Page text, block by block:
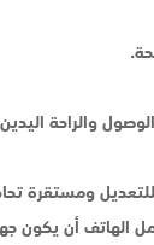
والراحة
الهاتف أن يكون